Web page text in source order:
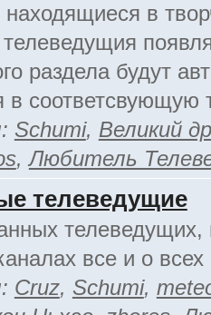
в
раздела будут
в соответсвующую
Schumi, Великий
,Любитель
телеведущие
телеведущих,
все и о всех
Cruz, Schumi,